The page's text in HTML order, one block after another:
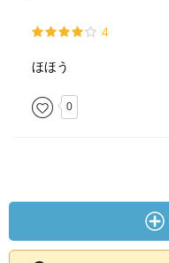
4
ほほう
0